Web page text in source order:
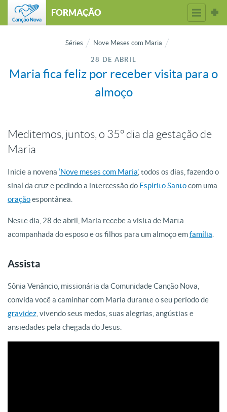
FORMAÇÃO
Séries Nove Meses com Maria
28 DE ABRIL
Maria fica feliz por receber visita para o
almoço
Meditemos, juntos, o 35º dia da gestação de
Maria
Inicie a novena ‘Nove meses com Maria’, todos os dias, fazendo o
sinal da cruz e pedindo a intercessão do Espírito Santocom uma
oraçãoespontânea.
Neste dia, 28 de abril, Maria recebe a visita de Marta
acompanhada do esposo e os filhos para um almoço emfamília
Assista
Sônia Venâncio, missionária da Comunidade Canção Nova,
convida você a caminhar com Maria durante o seu período de
gravidez , vivendo seus medos, suas alegrias, angústias e
ansiedades pela chegada do Jesus.